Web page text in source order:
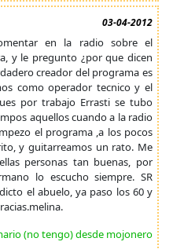
03-04-2012
en la radio sobre el
y le pregunto ¿por que dicen
creador del programa es
como operador tecnico y el
por trabajo Errasti se tubo
aquellos cuando a la radio
el programa ,a los pocos
y guitarreamos un rato. Me
personas tan buenas, por
lo escucho siempre. SR
el abuelo, ya paso los 60 y
(no tengo) desde mojonero